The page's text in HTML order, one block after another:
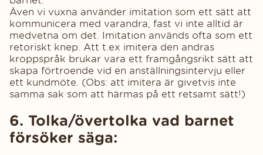
Även vi vuxna använder imitation som ett sätt att
kommunicera med varandra, fast vi inte alltid är
medvetna om det. Imitation används ofta som ett
retoriskt knep. Att t.ex imitera den andras
kroppspråk brukar vara ett framgångsrikt sätt att
skapa förtroende vid en anställningsintervju eller
ett kundmöte. (Obs: att imitera är givetvis inte
samma sak som att härmas på ett retsamt sätt!)
6. Tolka/övertolka vad barnet
försöker säga: